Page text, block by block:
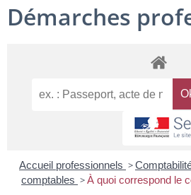
Démarches
Accueil professionnels >
comptables >À quoi correspond le